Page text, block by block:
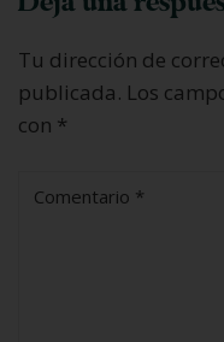
Tu dirección de
publicada. Los
con *